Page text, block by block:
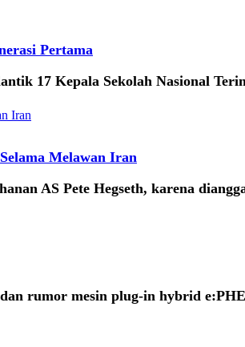
Pertama
17 Kepala Sekolah Nasional
Melawan Iran
AS Pete Hegseth, karena
rumor mesin plug-in hybrid